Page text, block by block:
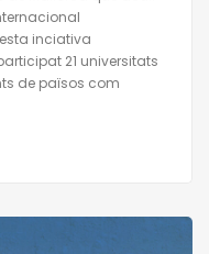
inciativa
21 universitats
de països com